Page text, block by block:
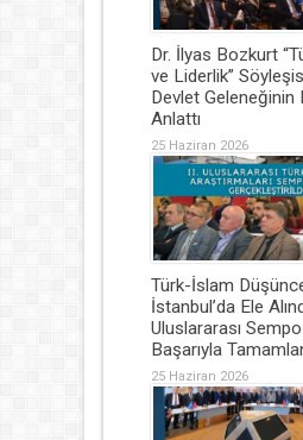
Dr. İlyas Bozkurt
ve Liderlik”
Devlet Geleneğinin
Anlattı
25 Haziran 2026
Türk-İslam
İstanbul’da Ele
Uluslararası
Başarıyla
25 Haziran 2026